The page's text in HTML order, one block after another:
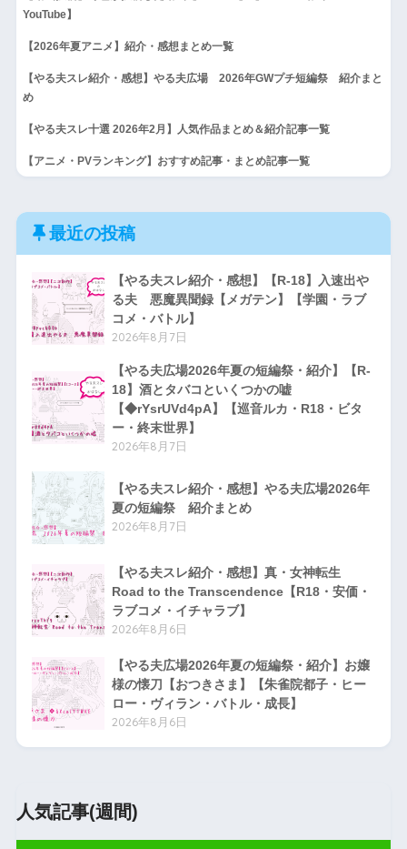
YouTube】
【2026年夏アニメ】紹介・感想まとめ一覧
【やる夫スレ紹介・感想】やる夫広場 2026年GWプチ短編祭 紹介まと
め
【やる夫スレ十選 2026年2月】人気作品まとめ＆紹介記事一覧
【アニメ・PVランキング】おすすめ記事・まとめ記事一覧
最近の投稿
【やる夫スレ紹介・感想】【R-18】入速出や
る夫 悪魔異聞録【メガテン】【学園・ラブ
コメ・バトル】
2026年8月7日
【やる夫広場2026年夏の短編祭・紹介】【R-
18】酒とタバコといくつかの嘘
【◆rYsrUVd4pA】【巡音ルカ・R18・ビタ
ー・終末世界】
2026年8月7日
【やる夫スレ紹介・感想】やる夫広場2026年
夏の短編祭 紹介まとめ
2026年8月7日
【やる夫スレ紹介・感想】真・女神転生
Road to the Transcendence【R18・安価・
ラブコメ・イチャラブ】
2026年8月6日
【やる夫広場2026年夏の短編祭・紹介】お嬢
様の懐刀【おつきさま】【朱雀院都子・ヒー
ロー・ヴィラン・バトル・成長】
2026年8月6日
人気記事(週間)